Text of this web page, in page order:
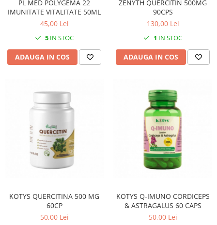
PL MED POLYGEMA 22
IMUNITATE VITALITATE 50ML
45,00 Lei
5 IN STOC
ADAUGA IN COS
ZENYTH QUERCITIN 500MG
90CPS
130,00 Lei
1 IN STOC
ADAUGA IN COS
KOTYS QUERCITINA 500 MG
60CP
50,00 Lei
KOTYS Q-IMUNO CORDICEPS
& ASTRAGALUS 60 CAPS
50,00 Lei